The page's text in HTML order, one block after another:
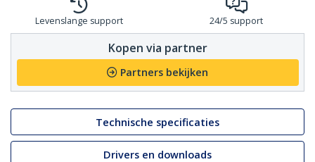
Levenslange support 24/5 support
Kopen via partner
Partners bekijken
Technische specificaties
Drivers en downloads